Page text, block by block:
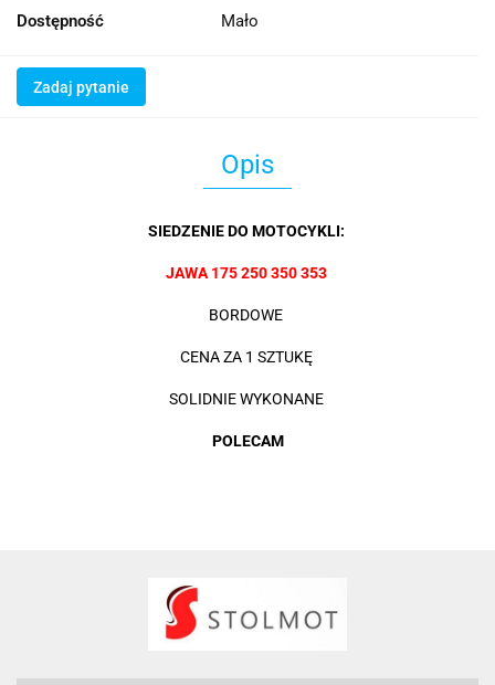
Dostępność Mało
Zadaj pytanie
Opis
SIEDZENIE DO MOTOCYKLI:
JAWA 175 250 350 353
BORDOWE
CENA ZA 1 SZTUKĘ
SOLIDNIE WYKONANE
POLECAM